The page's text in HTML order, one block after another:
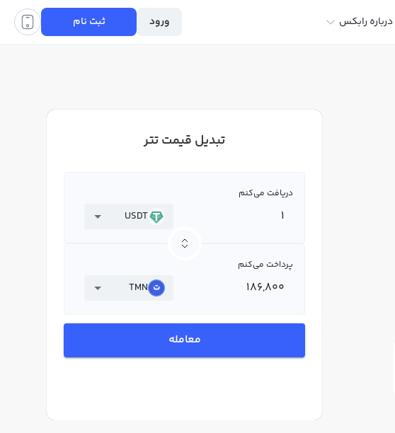
درباره رابکس ورود ثبت نام
تبدیل قیمت تتر
دریافت می‌کنم
USDT
پرداخت می‌کنم
TMN
معامله